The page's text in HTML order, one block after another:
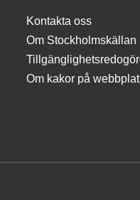
Kontakta oss
Om Stockholmskällan
Om kakor på